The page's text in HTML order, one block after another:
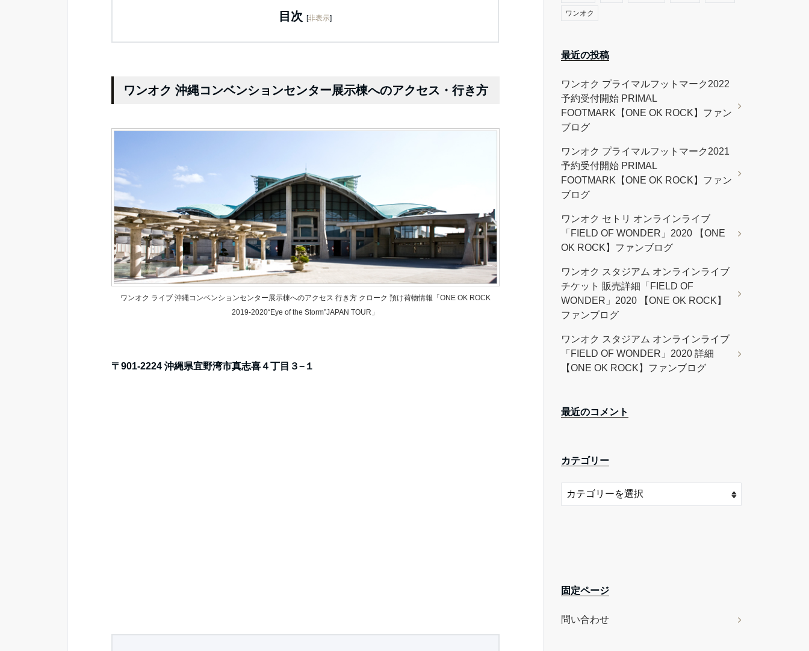
目次 [非表示]
ワンオク 沖縄コンベンションセンター展示棟へのアクセス・行き方
ワンオク ライブ 沖縄コンベンションセンター展示棟へのアクセス 行き方 クローク 預け荷物情報「ONE OK ROCK
2019-2020“Eye of the Storm”JAPAN TOUR」
〒901-2224 沖縄県宜野湾市真志喜４丁目３−１
ワンオク
最近の投稿
ワンオク プライマルフットマーク2022
予約受付開始 PRIMAL
FOOTMARK【ONE OK ROCK】ファン
ブログ
ワンオク プライマルフットマーク2021
予約受付開始 PRIMAL
FOOTMARK【ONE OK ROCK】ファン
ブログ
ワンオク セトリ オンラインライブ
「FIELD OF WONDER」2020 【ONE
OK ROCK】ファンブログ
ワンオク スタジアム オンラインライブ
チケット 販売詳細「FIELD OF
WONDER」2020 【ONE OK ROCK】
ファンブログ
ワンオク スタジアム オンラインライブ
「FIELD OF WONDER」2020 詳細
【ONE OK ROCK】ファンブログ
最近のコメント
カテゴリー
固定ページ
問い合わせ